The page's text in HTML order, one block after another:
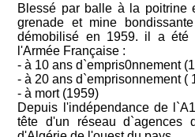
Blessé par balle à la poitrine
grenade et mine
démobilisé en 1959. il a été
l'Armée Française :
- à 10 ans d`empris0nnement
- à 20 ans d`emprisonnement (
- à mort (1959)
Depuis l'indépendance de
tête d'un réseau d`agences